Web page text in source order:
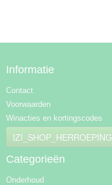
Informatie
Contact
Voorwaarden
Winacties en kortingscodes
IZI_SHOP_HERROEPING
Categorieën
Onderhoud